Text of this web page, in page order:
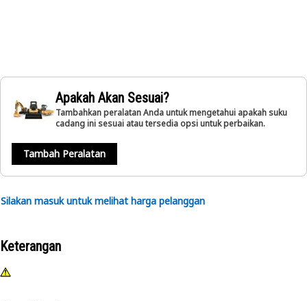
Apakah Akan Sesuai?
Tambahkan peralatan Anda untuk mengetahui apakah suku
cadang ini sesuai atau tersedia opsi untuk perbaikan.
Tambah Peralatan
Silakan masuk untuk melihat harga pelanggan
Keterangan